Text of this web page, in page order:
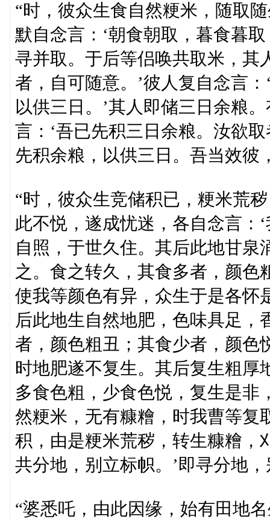
“时，彼众生食自然粳米，随取
默自念言：‘朝食朝取，暮食暮
寻并取。于后等侣唤共取米，其
者，自可随意。’彼人复自念言
以供三日。’其人即储三日余粮
言：‘吾已先积三日余粮。汝欲
先积余粮，以供三日。吾当效彼
“时，彼众生竞储积已，粳米荒
此不悦，遂成忧迷，各自念言：
自照，于世久住。其后此地甘
之。食之转久，其食多者，颜色
使我等颜色有异，众生于是各怀
后此地生自然地肥，色味具足
者，颜色粗丑；其食少者，颜色
时地肥遂不复生。其后复生粗厚
多食色粗，少食色悦，复生是非
然粳米，无有糠糩，时我曹等复
积，由是粳米荒秽，转生糠糩，
共分地，别立标帜。’即寻分地
“婆悉吒，由此因缘，始有田地